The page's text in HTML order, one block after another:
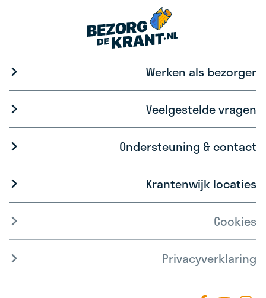
Werken als bezorger
Veelgestelde vragen
Ondersteuning & contact
Krantenwijk locaties
Cookies
Privacyverklaring